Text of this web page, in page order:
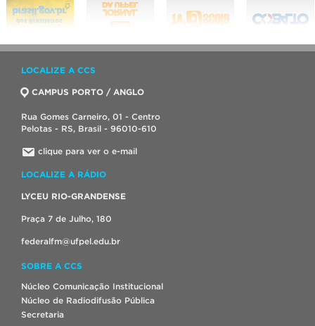
LOCALIZE A CCS
CAMPUS PORTO / ANGLO
Rua Gomes Carneiro, 01 - Centro
Pelotas - RS, Brasil - 96010-610
clique para ver o e-mail
LOCALIZE A RÁDIO
LYCEU RIO-GRANDENSE
Praça 7 de Julho, 180
federalfm@ufpel.edu.br
SOBRE A CCS
Núcleo Comunicação Institucional
Núcleo de Radiodifusão Pública
Secretaria